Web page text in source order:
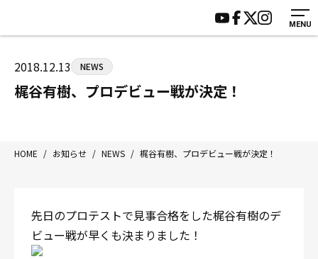
MENU
八王子中屋ボクシングジム
〒192-0072 東京都八王子市南町3-8 第2原嶋ビル1F
HOME
ジムについて
トレーニング
入会案内
施設紹介
会員様の声
サポーター募集
2018.12.13 NEWS
梶谷有樹、プロデビュー戦が決定！
HOME / お知らせ / NEWS / 梶谷有樹、プロデビュー戦が決定！
先日のプロテストで見事合格をした梶谷有樹のデ
ビュー戦が早くも決まりました！